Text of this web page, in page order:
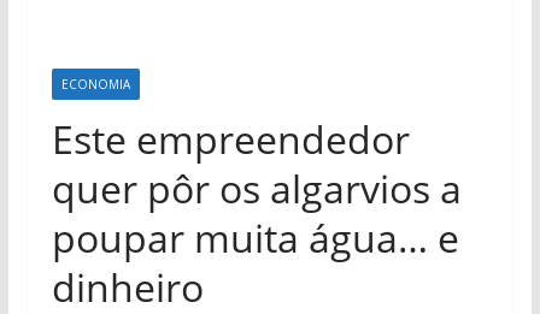
ECONOMIA
Este empreendedor
quer pôr os algarvios a
poupar muita água… e
dinheiro